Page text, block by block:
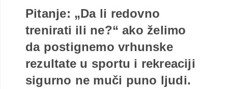
Pitanje: „Da li redovno
trenirati ili ne?“ ako želimo
da postignemo vrhunske
rezultate u sportu i rekreaciji
sigurno ne muči puno ljudi.